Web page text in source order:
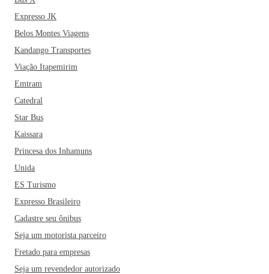
Expresso JK
Belos Montes Viagens
Kandango Transportes
Viação Itapemirim
Emtram
Catedral
Star Bus
Kaissara
Princesa dos Inhamuns
Unida
ES Turismo
Expresso Brasileiro
Cadastre seu ônibus
Seja um motorista parceiro
Fretado para empresas
Seja um revendedor autorizado